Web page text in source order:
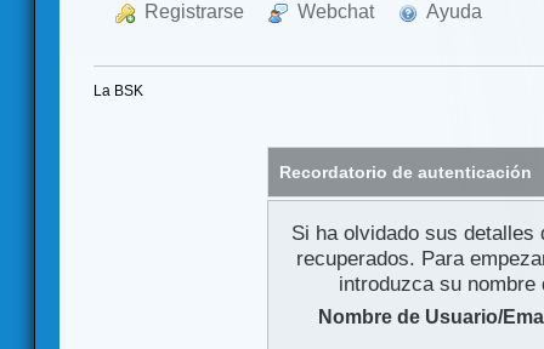
Registrarse Webchat Ayuda
La BSK
Recordatorio de autenticación
Si ha olvidado sus
recuperados. Para
introduzca su
Nombre de Usuario/